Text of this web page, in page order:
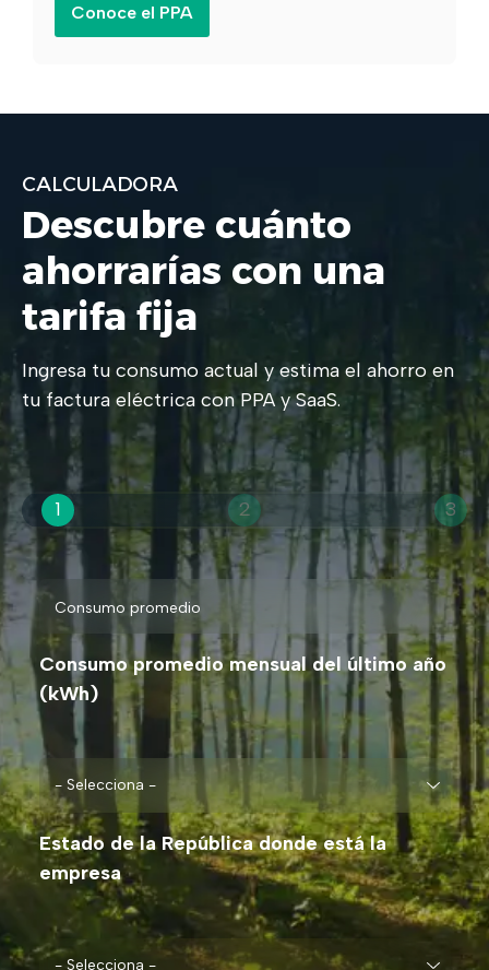
Conoce el PPA
CALCULADORA
Descubre cuánto
ahorrarías con una
tarifa fija
Ingresa tu consumo actual y estima el ahorro en
tu factura eléctrica con PPA y SaaS.
1 2 3
Consumo promedio mensual del último año
(kWh)
Estado de la República donde está la
empresa